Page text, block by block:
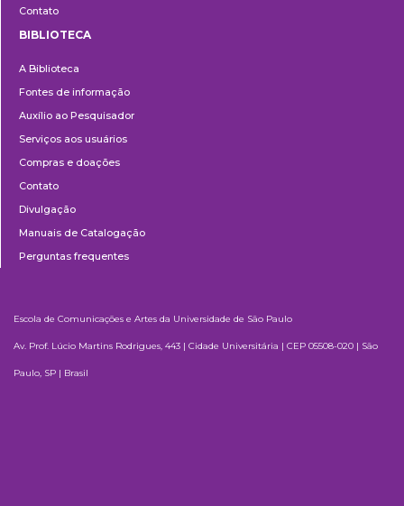
Contato
BIBLIOTECA
A Biblioteca
Fontes de informação
Auxílio ao Pesquisador
Serviços aos usuários
Compras e doações
Contato
Divulgação
Manuais de Catalogação
Perguntas frequentes
Escola de Comunicações e Artes da Universidade de São Paulo
Av. Prof. Lúcio Martins Rodrigues, 443 | Cidade Universitária | CEP 05508-020 | São
Paulo, SP | Brasil